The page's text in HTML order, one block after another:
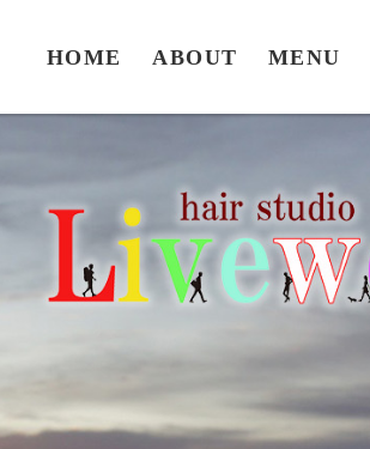
HOME ABOUT MENU